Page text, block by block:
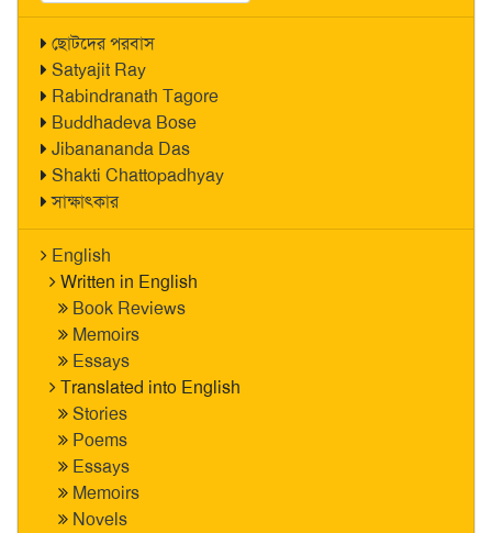
ছোটদের পরবাস
Satyajit Ray
Rabindranath Tagore
Buddhadeva Bose
Jibanananda Das
Shakti Chattopadhyay
সাক্ষাৎকার
English
Written in English
Book Reviews
Memoirs
Essays
Translated into English
Stories
Poems
Essays
Memoirs
Novels